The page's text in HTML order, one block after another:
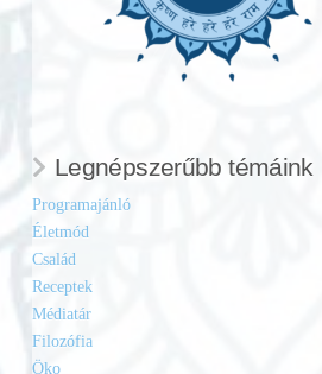
Legnépszerűbb témáink
Programajánló
Életmód
Család
Receptek
Médiatár
Filozófia
Öko